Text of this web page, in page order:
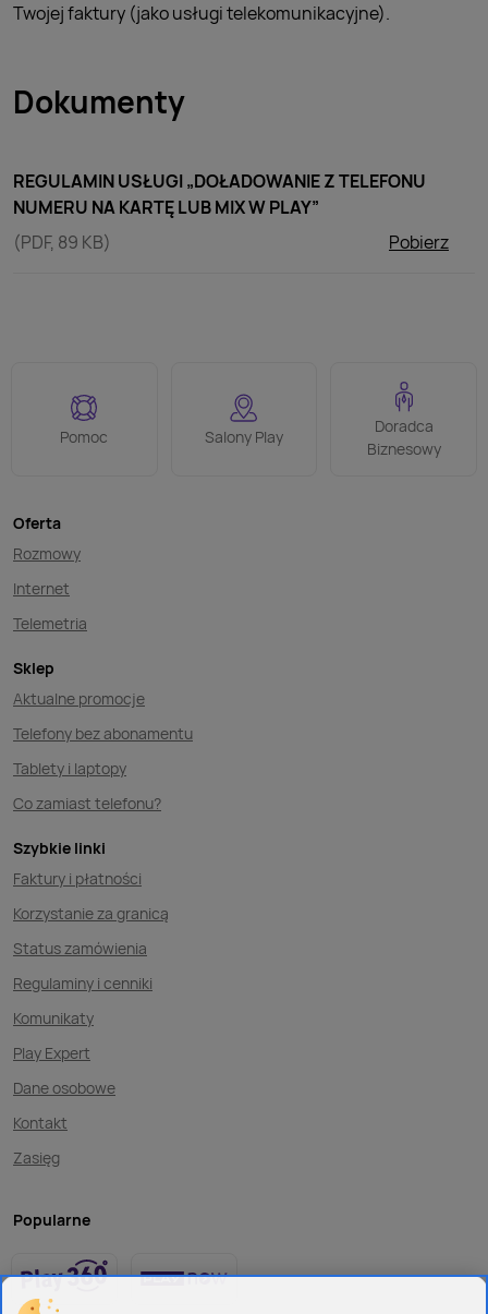
Twojej faktury (jako usługi telekomunikacyjne).
Dokumenty
REGULAMIN USŁUGI „DOŁADOWANIE Z TELEFONU
NUMERU NA KARTĘ LUB MIX W PLAY”
(PDF, 89 KB)
Pobierz
Pomoc Salony Play
Doradca
Biznesowy
Oferta
Rozmowy
Internet
Telemetria
Sklep
Aktualne promocje
Telefony bez abonamentu
Tablety i laptopy
Co zamiast telefonu?
Szybkie linki
Faktury i płatności
Korzystanie za granicą
Status zamówienia
Regulaminy i cenniki
Komunikaty
Play Expert
Dane osobowe
Kontakt
Zasięg
Popularne